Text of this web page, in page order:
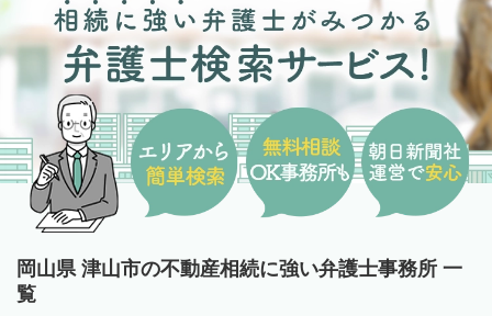
岡山県 津山市の不動産相続に強い弁護士事務所 一
覧